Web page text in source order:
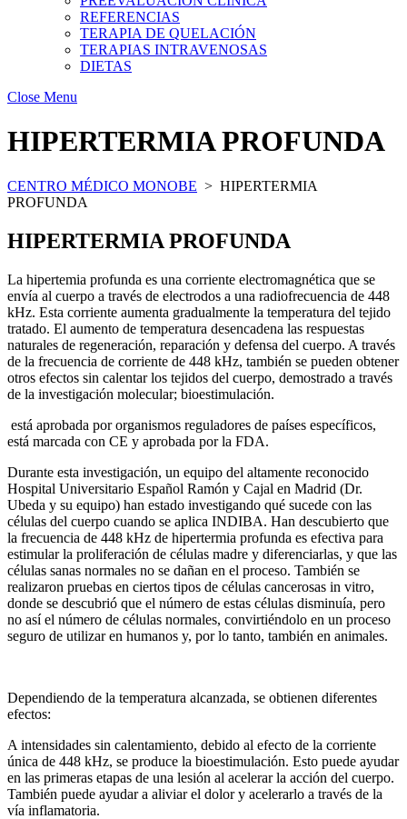
REFERENCIAS
TERAPIA DE QUELACIÓN
TERAPIAS INTRAVENOSAS
DIETAS
Close Menu
HIPERTERMIA PROFUNDA
CENTRO MÉDICO MONOBE > HIPERTERMIA
PROFUNDA
HIPERTERMIA PROFUNDA
La hipertemia profunda es una corriente electromagnética que se
envía al cuerpo a través de electrodos a una radiofrecuencia de 448
kHz. Esta corriente aumenta gradualmente la temperatura del tejido
tratado. El aumento de temperatura desencadena las respuestas
naturales de regeneración, reparación y defensa del cuerpo. A través
de la frecuencia de corriente de 448 kHz, también se pueden obtener
otros efectos sin calentar los tejidos del cuerpo, demostrado a través
de la investigación molecular; bioestimulación.
está aprobada por organismos reguladores de países específicos,
está marcada con CE y aprobada por la FDA.
Durante esta investigación, un equipo del altamente reconocido
Hospital Universitario Español Ramón y Cajal en Madrid (Dr.
Ubeda y su equipo) han estado investigando qué sucede con las
células del cuerpo cuando se aplica INDIBA. Han descubierto que
la frecuencia de 448 kHz de hipertermia profunda es efectiva para
estimular la proliferación de células madre y diferenciarlas, y que las
células sanas normales no se dañan en el proceso. También se
realizaron pruebas en ciertos tipos de células cancerosas in vitro,
donde se descubrió que el número de estas células disminuía, pero
no así el número de células normales, convirtiéndolo en un proceso
seguro de utilizar en humanos y, por lo tanto, también en animales.
Dependiendo de la temperatura alcanzada, se obtienen diferentes
efectos:
A intensidades sin calentamiento, debido al efecto de la corriente
única de 448 kHz, se produce la bioestimulación. Esto puede ayudar
en las primeras etapas de una lesión al acelerar la acción del cuerpo.
También puede ayudar a aliviar el dolor y acelerarlo a través de la
vía inflamatoria.